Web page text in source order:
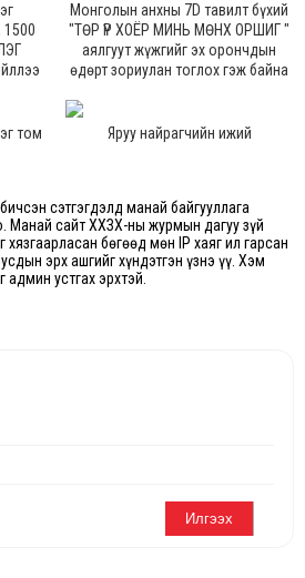
1500
Монголын анхны 7D тавилт бүхий
"ТӨР ҮР ХОЁР МИНЬ МӨНХ ОРШИГ "
аялгуут жүжгийг эх орончдын
өдөрт зориулан тоглох гэж байна
том
Яруу найрагчийн ижий
сэтгэгдэлд манай байгууллага
Манай сайт ХХЗХ-ны журмын дагуу зүй
хязгаарласан бөгөөд мөн IP хаяг ил гарсан
эрх ашгийг хүндэтгэн үзнэ үү. Хэм
админ устгах эрхтэй.